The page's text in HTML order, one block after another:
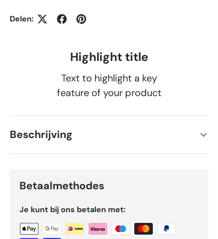
Delen:
Highlight title
Text to highlight a key
feature of your product
Beschrijving
Betaalmethodes
Je kunt bij ons betalen met: